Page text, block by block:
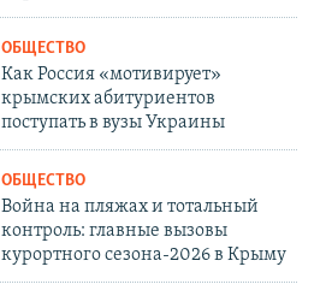
ОБЩЕСТВО
Как Россия «мотивирует»
крымских абитуриентов
поступать в вузы Украины
ОБЩЕСТВО
Война на пляжах и тотальный
контроль: главные вызовы
курортного сезона-2026 в Крыму